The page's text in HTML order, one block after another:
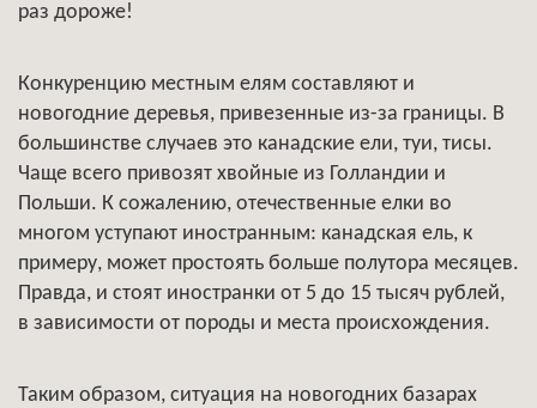
раз дороже!
Конкуренцию местным елям составляют и
новогодние деревья, привезенные из-за границы. В
большинстве случаев это канадские ели, туи, тисы.
Чаще всего привозят хвойные из Голландии и
Польши. К сожалению, отечественные елки во
многом уступают иностранным: канадская ель, к
примеру, может простоять больше полутора месяцев.
Правда, и стоят иностранки от 5 до 15 тысяч рублей,
в зависимости от породы и места происхождения.
Таким образом, ситуация на новогодних базарах